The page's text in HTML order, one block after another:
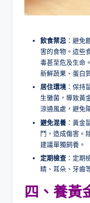
飲食禁忌 ：避免
害的食物。這些
毒甚至危及生命
新鮮蔬果、蛋白
居住環境 ：保持
生黴菌，導致黃
涼通風處，避免
避免混養 ：黃金
鬥，造成傷害。
建議單獨飼養。
定期檢查 ：定期
睛、耳朵、牙齒
四、養黃